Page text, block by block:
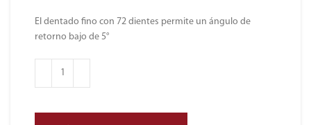
El dentado fino con 72 dientes permite un ángulo de
retorno bajo de 5°